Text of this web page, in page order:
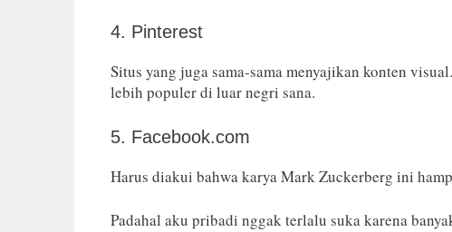
4. Pinterest
Situs yang juga sama-sama menyajikan konten
lebih populer di luar negri sana.
5. Facebook.com
Harus diakui bahwa karya Mark Zuckerberg ini
Padahal aku pribadi nggak terlalu suka karena